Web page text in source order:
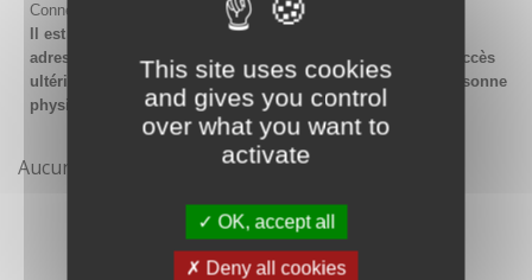
This site uses cookies
and gives you control
over what you want to
activate
OK, accept all
Deny all cookies
Connect.
Il est conseillé lors de la création du compte de saisir une
adresse email générique de l'organisme afin de garantir l'accès
ultérieur au compte même en cas de changement de la personne
physique gestionnaire.
Aucune démarche pour le moment